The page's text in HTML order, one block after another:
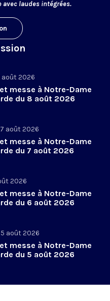
avec laudes intégrées.
août 2026
messe à Notre-Dame
du 8 août 2026
août 2026
messe à Notre-Dame
du 7 août 2026
2026
messe à Notre-Dame
du 6 août 2026
août 2026
messe à Notre-Dame
du 5 août 2026